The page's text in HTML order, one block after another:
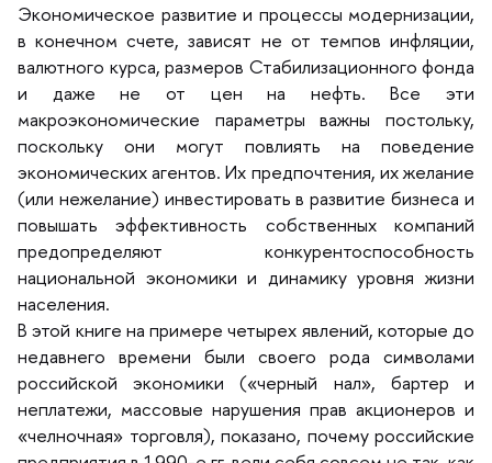
Экономическое развитие и процессы модернизации,
конечном счете, зависят не от темпов инфляции,
алютного курса, размеров Стабилизационного фонда
и даже не от цен на нефть. Все эти
макроэкономические параметры важны постольку,
поскольку они могут повлиять на поведение
экономических агентов. Их предпочтения, их желание
(или нежелание) инвестировать в развитие бизнеса и
повышать эффективность собственных компаний
предопределяют конкурентоспособность
национальной экономики и динамику уровня жизни
населения.
этой книге на примере четырех явлений, которые до
недавнего времени были своего рода символами
российской экономики («черный нал», бартер и
неплатежи, массовые нарушения прав акционеров и
«челночная» торговля), показано, почему российские